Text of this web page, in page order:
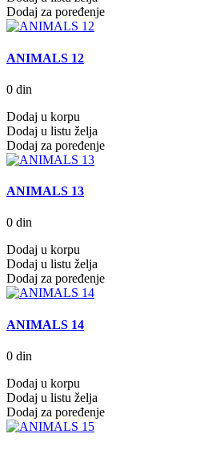
Dodaj za poređenje
ANIMALS 12
0 din
Dodaj u korpu
Dodaj u listu želja
Dodaj za poređenje
ANIMALS 13
0 din
Dodaj u korpu
Dodaj u listu želja
Dodaj za poređenje
ANIMALS 14
0 din
Dodaj u korpu
Dodaj u listu želja
Dodaj za poređenje